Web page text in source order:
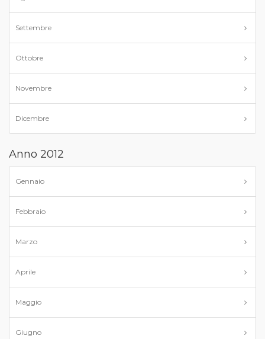
Settembre
Ottobre
Novembre
Dicembre
Anno 2012
Gennaio
Febbraio
Marzo
Aprile
Maggio
Giugno